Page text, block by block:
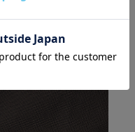
を使用することで程
になります。